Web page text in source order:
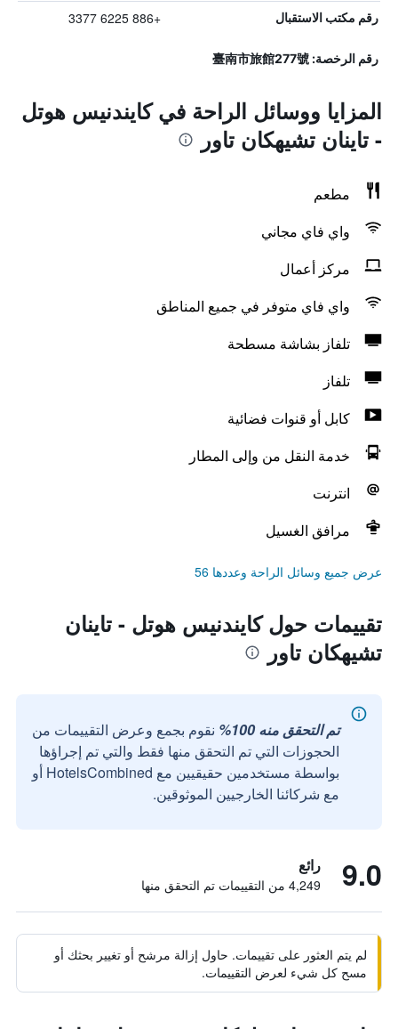
رقم مكتب الاستقبال +886 6225 3377
رقم الرخصة: 臺南市旅館277號
المزايا ووسائل الراحة في كايندنيس هوتل
- تاينان تشيهكان تاور
مطعم
واي فاي مجاني
مركز أعمال
واي فاي متوفر في جميع المناطق
تلفاز بشاشة مسطحة
تلفاز
كابل أو قنوات فضائية
خدمة النقل من وإلى المطار
انترنت
مرافق الغسيل
عرض جميع وسائل الراحة وعددها 56
تقييمات حول كايندنيس هوتل - تاينان
تشيهكان تاور
تم التحقق منه 100%
نقوم بجمع وعرض التقييمات من
الحجوزات التي تم التحقق منها فقط والتي تم إجراؤها
بواسطة مستخدمين حقيقيين مع HotelsCombined أو
مع شركائنا الخارجيين الموثوقين.
9.0 رائع
4,249 من التقييمات تم التحقق منها
لم يتم العثور على تقييمات. حاول إزالة مرشح أو تغيير بحثك أو
مسح كل شيء لعرض التقييمات.